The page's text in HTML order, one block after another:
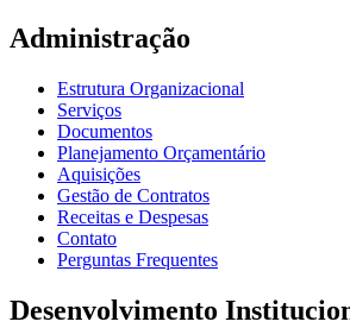
Administração
Estrutura Organizacional
Serviços
Documentos
Planejamento Orçamentário
Aquisições
Gestão de Contratos
Receitas e Despesas
Contato
Perguntas Frequentes
Desenvolvimento